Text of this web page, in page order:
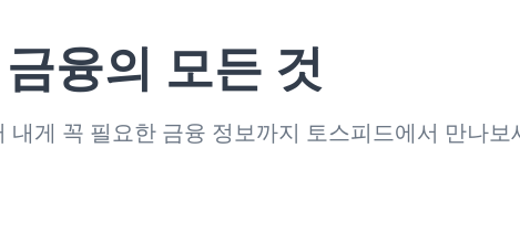
금융의 모든 것
내게 꼭 필요한 금융 정보까지 토스피드에서 만나보